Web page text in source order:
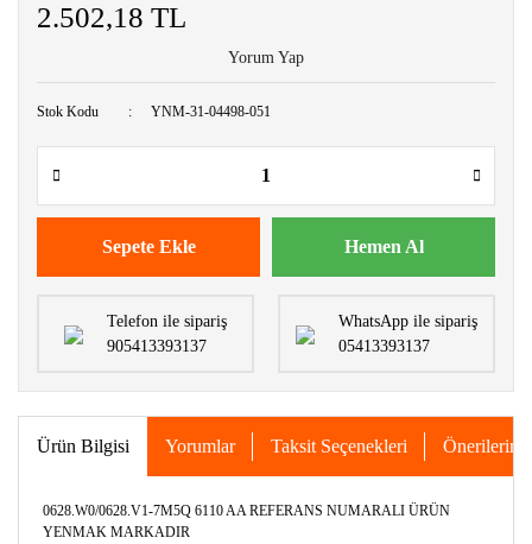
2.502,18 TL
Yorum Yap
Stok Kodu YNM-31-04498-051
Sepete Ekle Hemen Al
Telefon ile sipariş
905413393137
WhatsApp ile sipariş
05413393137
Ürün Bilgisi Yorumlar Taksit Seçenekleri Önerileriniz
0628.W0/0628.V1-7M5Q 6110 AA REFERANS NUMARALI ÜRÜN
YENMAK MARKADIR